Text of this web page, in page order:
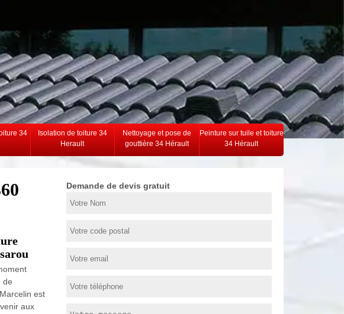
34
Isolation de toiture 34
Herault
Nettoyage et pose de
gouttière 34 Hérault
Peinture sur tuile et toiture
34 Hérault
de
est
aux
Demande de devis gratuit